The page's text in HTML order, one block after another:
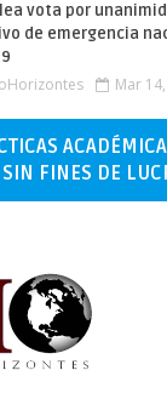
vota por
de emergencia
Mar
FINES DE